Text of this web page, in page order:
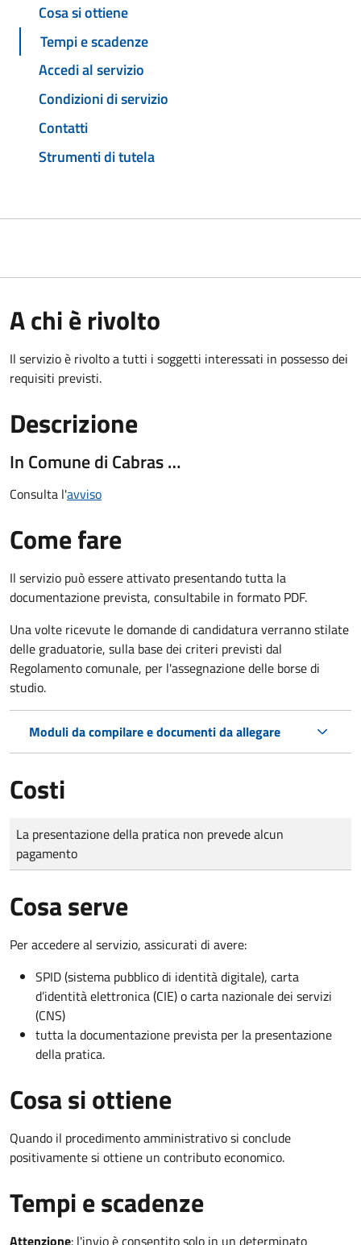
Cosa si ottiene
Tempi e scadenze
Accedi al servizio
Condizioni di servizio
Contatti
Strumenti di tutela
A chi è rivolto
Il servizio è rivolto a tutti i soggetti interessati in possesso dei
requisiti previsti.
Descrizione
In Comune di Cabras …
Consulta l'avviso
Come fare
Il servizio può essere attivato presentando tutta la
documentazione prevista, consultabile in formato PDF.
Una volte ricevute le domande di candidatura verranno stilate
delle graduatorie, sulla base dei criteri previsti dal
Regolamento comunale, per l'assegnazione delle borse di
studio.
Moduli da compilare e documenti da allegare
Costi
Tipo di pagamento
Importo
La presentazione della pratica non prevede alcun
pagamento
Cosa serve
Per accedere al servizio, assicurati di avere:
SPID (sistema pubblico di identità digitale), carta
d’identità elettronica (CIE) o carta nazionale dei servizi
(CNS)
tutta la documentazione prevista per la presentazione
della pratica.
Cosa si ottiene
Quando il procedimento amministrativo si conclude
positivamente si ottiene un contributo economico.
Tempi e scadenze
Attenzione: l'invio è consentito solo in un determinato